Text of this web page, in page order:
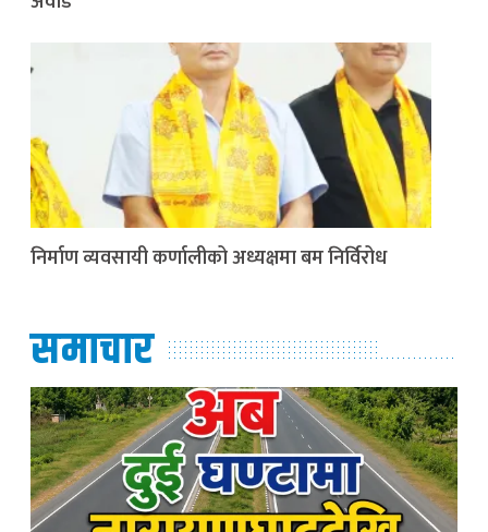
निर्माण व्यवसायी कर्णालीको अध्यक्षमा बम निर्विरोध
समाचार